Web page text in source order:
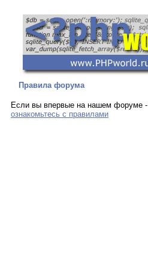
Правила форума
Если вы впервые на нашем форуме -
ознакомьтесь с правилами